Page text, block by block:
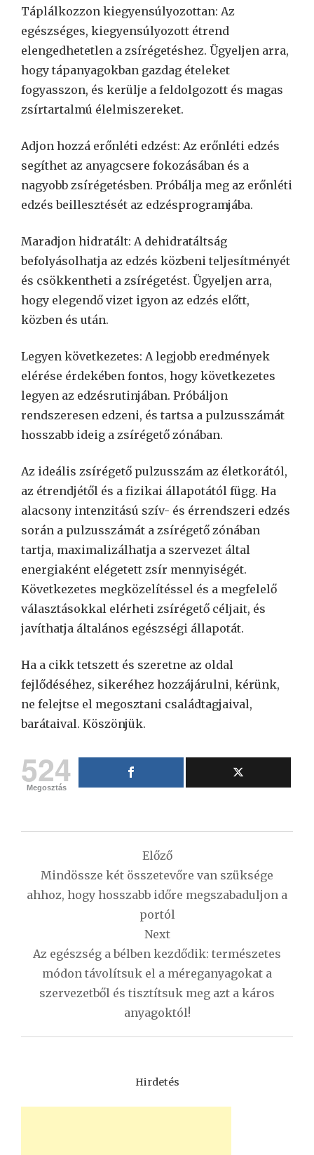
Táplálkozzon kiegyensúlyozottan: Az
egészséges, kiegyensúlyozott étrend
elengedhetetlen a zsírégetéshez. Ügyeljen arra,
hogy tápanyagokban gazdag ételeket
fogyasszon, és kerülje a feldolgozott és magas
zsírtartalmú élelmiszereket.
Adjon hozzá erőnléti edzést: Az erőnléti edzés
segíthet az anyagcsere fokozásában és a
nagyobb zsírégetésben. Próbálja meg az erőnléti
edzés beillesztését az edzésprogramjába.
Maradjon hidratált: A dehidratáltság
befolyásolhatja az edzés közbeni teljesítményét
és csökkentheti a zsírégetést. Ügyeljen arra,
hogy elegendő vizet igyon az edzés előtt,
közben és után.
Legyen következetes: A legjobb eredmények
elérése érdekében fontos, hogy következetes
legyen az edzésrutinjában. Próbáljon
rendszeresen edzeni, és tartsa a pulzusszámát
hosszabb ideig a zsírégető zónában.
Az ideális zsírégető pulzusszám az életkorától,
az étrendjétől és a fizikai állapotától függ. Ha
alacsony intenzitású szív- és érrendszeri edzés
során a pulzusszámát a zsírégető zónában
tartja, maximalizálhatja a szervezet által
energiaként elégetett zsír mennyiségét.
Következetes megközelítéssel és a megfelelő
választásokkal elérheti zsírégető céljait, és
javíthatja általános egészségi állapotát.
Ha a cikk tetszett és szeretne az oldal
fejlődéséhez, sikeréhez hozzájárulni, kérünk,
ne felejtse el megosztani családtagjaival,
barátaival. Köszönjük.
524
Megosztás
navigáció
Előző
Mindössze két összetevőre van szüksége
ahhoz, hogy hosszabb időre megszabaduljon a
portól
Next
Az egészség a bélben kezdődik: természetes
módon távolítsuk el a méreganyagokat a
szervezetből és tisztítsuk meg azt a káros
anyagoktól!
Hirdetés